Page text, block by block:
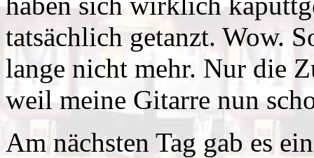
tatsächlich getanzt. Wow.
lange nicht mehr. Nur die
weil meine Gitarre nun
Am nächsten Tag gab es